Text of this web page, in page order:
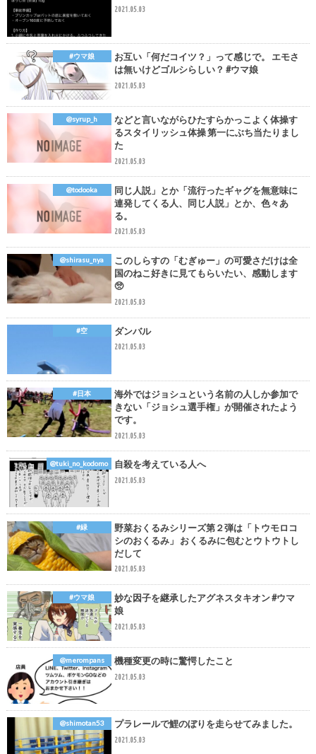
2021.05.03
#ウマ娘
お互い「何だコイツ？」って感じで。 エモさ
は無いけどゴルシらしい？ #ウマ娘
2021.05.03
@syrup_h
などと言いながらひたすらかっこよく体操す
るスタイリッシュ体操 第一にぶち当たりまし
た
2021.05.03
@todooka
同じ人説」とか「流行ったギャグを無意味に
連発してくる人、同じ人説」とか、色々あ
る。
2021.05.03
@shirasu_nya
このしらすの「むぎゅー」の可愛さだけは全
国のねこ好きに見てもらいたい、感動します
🥺
2021.05.03
#空 ダンバル
2021.05.03
#日本
海外ではジョシュという名前の人しか参加で
きない「ジョシュ選手権」が開催されたよう
です。
2021.05.03
@tuki_no_kodomo 自殺を考えている人へ
2021.05.03
#緑
野菜おくるみシリーズ第２弾は「トウモロコ
シのおくるみ」 おくるみに包むとウトウトし
だして
2021.05.03
#ウマ娘
妙な因子を継承したアグネスタキオン #ウマ
娘
2021.05.03
@merompans 機種変更の時に驚愕したこと
2021.05.03
@shimotan53 プラレールで鯉のぼりを走らせてみました。
2021.05.03